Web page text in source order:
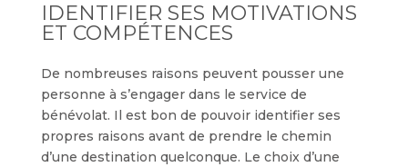
IDENTIFIER SES MOTIVATIONS
ET COMPÉTENCES
De nombreuses raisons peuvent pousser une
personne à s’engager dans le service de
bénévolat. Il est bon de pouvoir identifier ses
propres raisons avant de prendre le chemin
d’une destination quelconque. Le choix d’une